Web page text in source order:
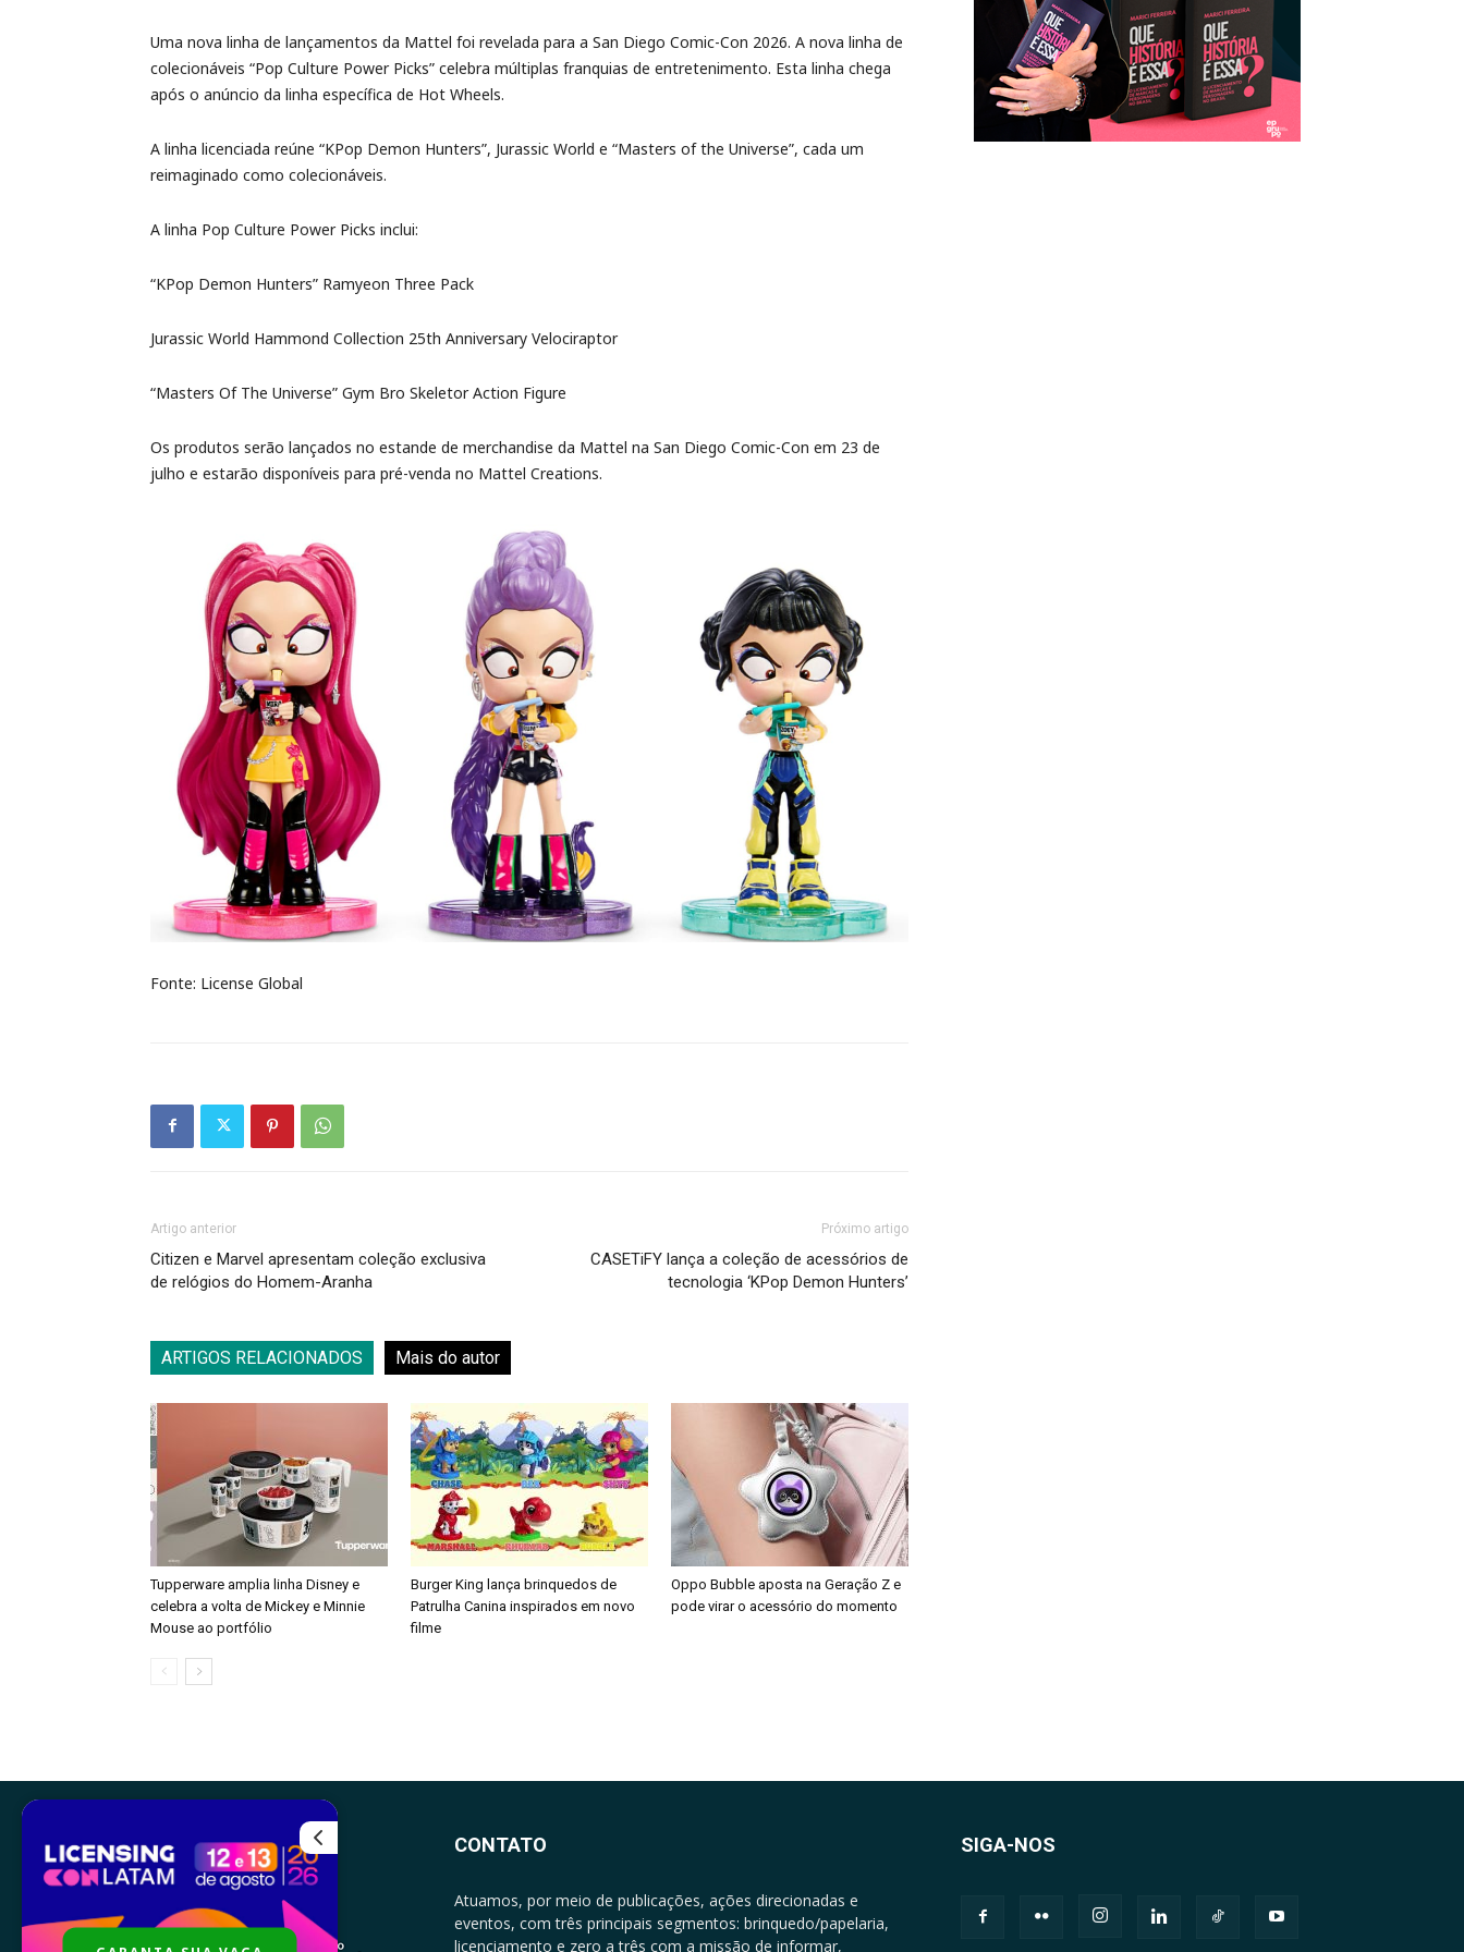
Uma nova linha de lançamentos da Mattel foi revelada para a San Diego Comic-Con 2026. A nova linha de
colecionáveis “Pop Culture Power Picks” celebra múltiplas franquias de entretenimento. Esta linha chega
após o anúncio da linha específica de Hot Wheels.
A linha licenciada reúne “KPop Demon Hunters”, Jurassic World e “Masters of the Universe”, cada um
reimaginado como colecionáveis.
A linha Pop Culture Power Picks inclui:
“KPop Demon Hunters” Ramyeon Three Pack
Jurassic World Hammond Collection 25th Anniversary Velociraptor
“Masters Of The Universe” Gym Bro Skeletor Action Figure
Os produtos serão lançados no estande de merchandise da Mattel na San Diego Comic-Con em 23 de
julho e estarão disponíveis para pré-venda no Mattel Creations.
Fonte: License Global
Artigo anterior
Citizen e Marvel apresentam coleção exclusiva
de relógios do Homem-Aranha
Próximo artigo
CASETiFY lança a coleção de acessórios de
tecnologia ‘KPop Demon Hunters’
ARTIGOS RELACIONADOS Mais do autor
Tupperware amplia linha Disney e
celebra a volta de Mickey e Minnie
Mouse ao portfólio
Burger King lança brinquedos de
Patrulha Canina inspirados em novo
filme
Oppo Bubble aposta na Geração Z e
pode virar o acessório do momento
CONTATO
Atuamos, por meio de publicações, ações direcionadas e
eventos, com três principais segmentos: brinquedo/papelaria,
licenciamento e zero a três com a missão de informar,
SIGA-NOS